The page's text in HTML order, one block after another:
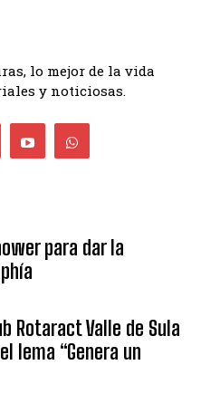
lo mejor de la vida
y noticiosas.
para dar la
Rotaract Valle de Sula
lema “Genera un